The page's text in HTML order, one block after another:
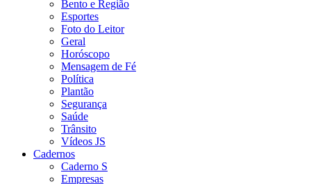
Bento e Região
Esportes
Foto do Leitor
Geral
Horóscopo
Mensagem de Fé
Política
Plantão
Segurança
Saúde
Trânsito
Vídeos JS
Cadernos
Caderno S
Empresas